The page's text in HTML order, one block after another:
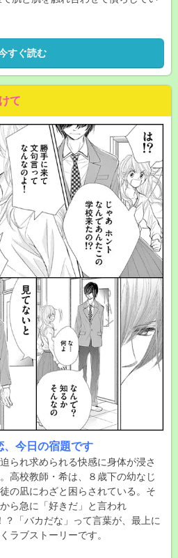
すぐ読む
て
、今日の宿題です
られ求められる快感に身体が浸さ
高校教師・希は、８歳下の幼なじ
の凪にわざと困らされている。そ
ら急に「好きだ」と言われ
？「バカだな」って言葉が、最上に
ラブストーリーです。